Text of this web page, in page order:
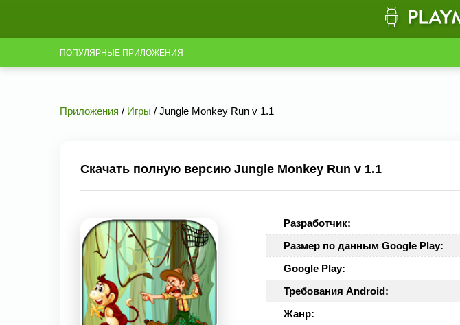
ПОПУЛЯРНЫЕ ПРИЛОЖЕНИЯ
Приложения / Игры / Jungle Monkey Run v 1.1
Скачать полную версию Jungle Monkey Run v 1.1
Разработчик:
Размер по данным Google Play:
Google Play:
Требования Android:
Жанр: